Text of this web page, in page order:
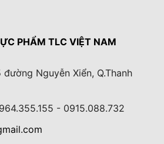
PHẨM TLC VIỆT NAM
Nguyễn Xiển, Q.Thanh
- 0915.088.732